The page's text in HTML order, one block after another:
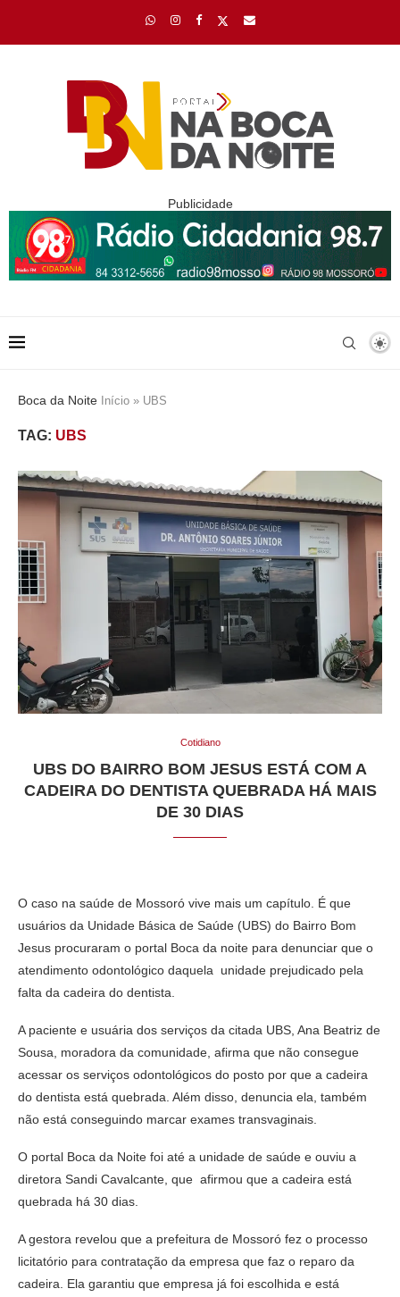
Publicidade
Boca da Noite Início » UBS
TAG: UBS
Cotidiano
UBS DO BAIRRO BOM JESUS ESTÁ COM A
CADEIRA DO DENTISTA QUEBRADA HÁ MAIS
DE 30 DIAS
O caso na saúde de Mossoró vive mais um capítulo. É que
usuários da Unidade Básica de Saúde (UBS) do Bairro Bom
Jesus procuraram o portal Boca da noite para denunciar que o
atendimento odontológico daquela unidade prejudicado pela
falta da cadeira do dentista.
A paciente e usuária dos serviços da citada UBS, Ana Beatriz de
Sousa, moradora da comunidade, afirma que não consegue
acessar os serviços odontológicos do posto por que a cadeira
do dentista está quebrada. Além disso, denuncia ela, também
não está conseguindo marcar exames transvaginais.
O portal Boca da Noite foi até a unidade de saúde e ouviu a
diretora Sandi Cavalcante, que afirmou que a cadeira está
quebrada há 30 dias.
A gestora revelou que a prefeitura de Mossoró fez o processo
licitatório para contratação da empresa que faz o reparo da
cadeira. Ela garantiu que empresa já foi escolhida e está